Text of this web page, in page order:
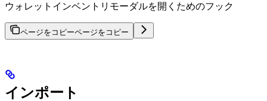
ウォレットインベントリモーダルを開くためのフック
ページをコピーページをコピー
インポート